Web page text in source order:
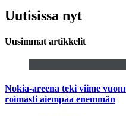
Uutisissa nyt
Uusimmat artikkelit
Nokia-areena teki viime
roimasti aiempaa enemmän